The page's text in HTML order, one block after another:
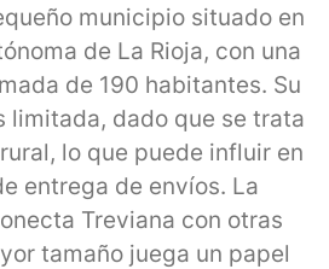
municipio situado en
de La Rioja, con una
de 190 habitantes. Su
limitada, dado que se trata
lo que puede influir en
entrega de envíos. La
Treviana con otras
tamaño juega un papel